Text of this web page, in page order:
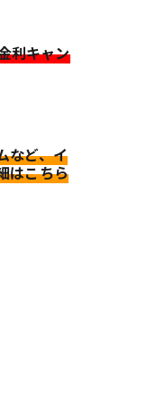
利キャン
など、イ
はこちら